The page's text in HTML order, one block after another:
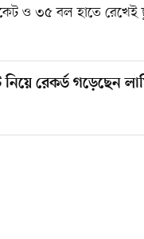
ও ৩৫ বল হাতে রেখেই
রেকর্ড গড়েছেন